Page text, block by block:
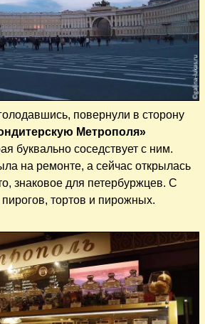
повернули в сторону
Метрополя»
буквально соседствует с ним.
на ремонте, а сейчас открылась
знаковое для петербуржцев. С
тортов и пирожных.